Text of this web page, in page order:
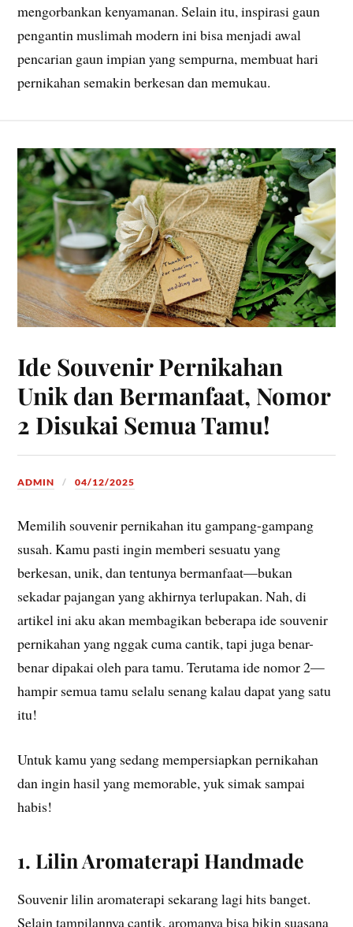
mengorbankan kenyamanan. Selain itu, inspirasi gaun
pengantin muslimah modern ini bisa menjadi awal
pencarian gaun impian yang sempurna, membuat hari
pernikahan semakin berkesan dan memukau.
Ide Souvenir Pernikahan
Unik dan Bermanfaat, Nomor
2 Disukai Semua Tamu!
ADMIN 04/12/2025
Memilih souvenir pernikahan itu gampang-gampang
susah. Kamu pasti ingin memberi sesuatu yang
berkesan, unik, dan tentunya bermanfaat—bukan
sekadar pajangan yang akhirnya terlupakan. Nah, di
artikel ini aku akan membagikan beberapa ide souvenir
pernikahan yang nggak cuma cantik, tapi juga benar-
benar dipakai oleh para tamu. Terutama ide nomor 2—
hampir semua tamu selalu senang kalau dapat yang satu
itu!
Untuk kamu yang sedang mempersiapkan pernikahan
dan ingin hasil yang memorable, yuk simak sampai
habis!
1. Lilin Aromaterapi Handmade
Souvenir lilin aromaterapi sekarang lagi hits banget.
Selain tampilannya cantik, aromanya bisa bikin suasana